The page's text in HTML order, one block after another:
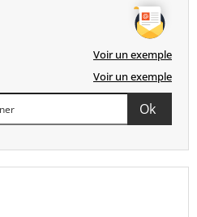
Voir un exemple
Voir un exemple